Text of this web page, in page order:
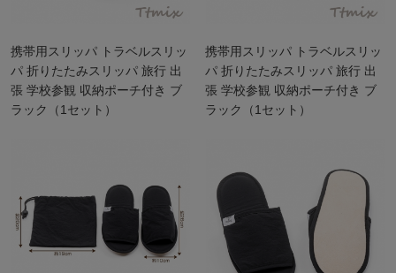
携帯用スリッパ トラベルスリッ
パ 折りたたみスリッパ 旅行 出
張 学校参観 収納ポーチ付き ブ
ラック（1セット）
携帯用スリッパ トラベルスリッ
パ 折りたたみスリッパ 旅行 出
張 学校参観 収納ポーチ付き ブ
ラック（1セット）